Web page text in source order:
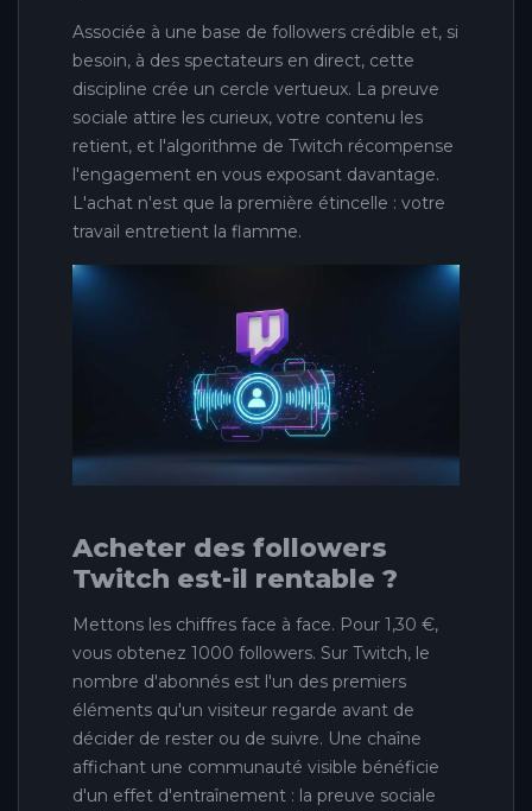
Associée à une base de followers crédible et, si
besoin, à des spectateurs en direct, cette
discipline crée un cercle vertueux. La preuve
sociale attire les curieux, votre contenu les
retient, et l'algorithme de Twitch récompense
l'engagement en vous exposant davantage.
L'achat n'est que la première étincelle : votre
travail entretient la flamme.
Acheter des followers
Twitch est-il rentable ?
Mettons les chiffres face à face. Pour 1,30 €,
vous obtenez 1000 followers. Sur Twitch, le
nombre d'abonnés est l'un des premiers
éléments qu'un visiteur regarde avant de
décider de rester ou de suivre. Une chaîne
affichant une communauté visible bénéficie
d'un effet d'entraînement : la preuve sociale